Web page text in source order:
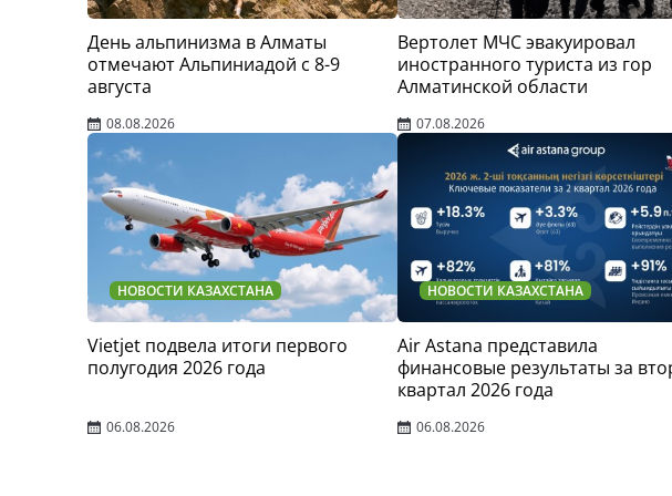
День альпинизма в Алматы
отмечают Альпиниадой с 8-9
августа
08.08.2026
Вертолет МЧС эвакуировал
иностранного туриста из гор
Алматинской области
07.08.2026
НОВОСТИ КАЗАХСТАНА
Vietjet подвела итоги первого
полугодия 2026 года
06.08.2026
НОВОСТИ КАЗАХСТАНА
Air Astana представила
финансовые результаты за
квартал 2026 года
06.08.2026